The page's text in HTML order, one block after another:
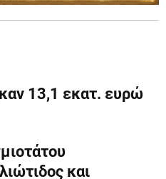
13,1 εκατ. ευρώ
και